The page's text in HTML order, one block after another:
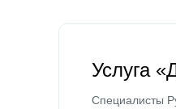
Услуга
Специалисты